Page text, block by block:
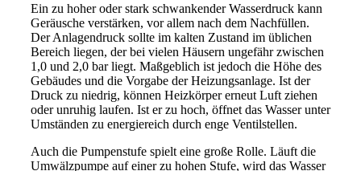
Ein zu hoher oder stark schwankender Wasserdruck kann
Geräusche verstärken, vor allem nach dem Nachfüllen.
Der Anlagendruck sollte im kalten Zustand im üblichen
Bereich liegen, der bei vielen Häusern ungefähr zwischen
1,0 und 2,0 bar liegt. Maßgeblich ist jedoch die Höhe des
Gebäudes und die Vorgabe der Heizungsanlage. Ist der
Druck zu niedrig, können Heizkörper erneut Luft ziehen
oder unruhig laufen. Ist er zu hoch, öffnet das Wasser unter
Umständen zu energiereich durch enge Ventilstellen.
Auch die Pumpenstufe spielt eine große Rolle. Läuft die
Umwälzpumpe auf einer zu hohen Stufe, wird das Wasser